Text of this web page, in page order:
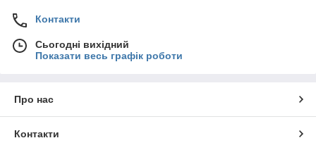
Контакти
Сьогодні вихідний
Показати весь графік роботи
Про нас
Контакти